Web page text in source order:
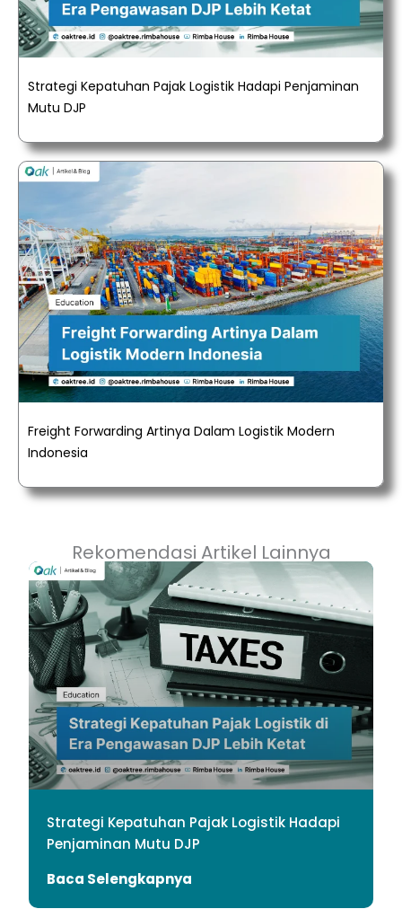
Strategi Kepatuhan Pajak Logistik Hadapi Penjaminan
Mutu DJP
Freight Forwarding Artinya Dalam Logistik Modern
Indonesia
Rekomendasi Artikel Lainnya
Strategi Kepatuhan Pajak Logistik Hadapi
Penjaminan Mutu DJP
Baca Selengkapnya